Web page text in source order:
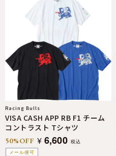
メール便可
Racing Bulls
VISA CASH APP RB F1 チーム
コントラスト Tシャツ
50%OFF ¥ 6,600 税込